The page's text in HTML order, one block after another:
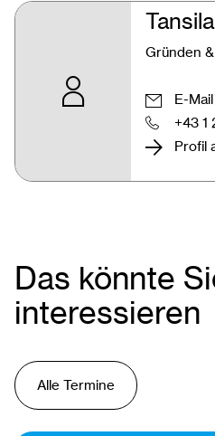
Gründen
E-Mail
+43 1
Profil
Das könnte
interessieren
Alle Termine